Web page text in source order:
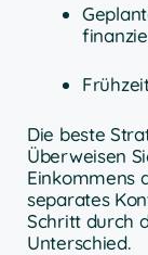
Die beste
Überweisen
Einkommens
separates
Schritt durch
Unterschied.